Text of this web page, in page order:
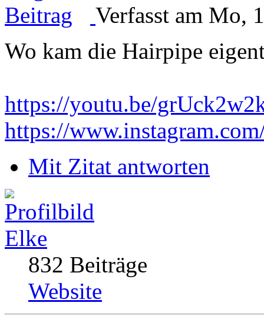
Verfasst am Mo,
Wo kam die Hairpipe
https://youtu.be/
https://
Mit Zitat antworten
Elke
832 Beiträge
Website